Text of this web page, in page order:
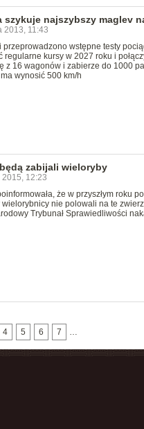
szykuje najszybszy maglev
2013, 11:43
przeprowadzono wstępne testy
regularne kursy w 2027 roku i
z 16 wagonów i zabierze do 1000
wynosić 500 km/h
zabijali wieloryby
12:23
że w przyszłym roku
nie polowali na te
Trybunał Sprawiedliwości
4 5 6 7 …